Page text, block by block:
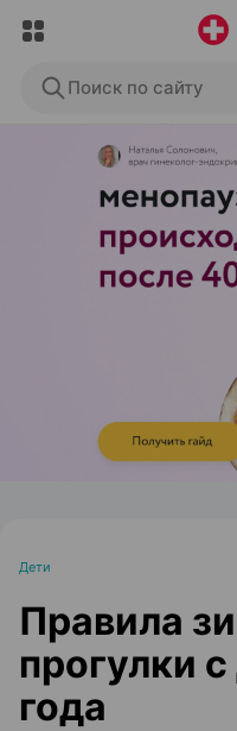
Поиск по сайту
Дети
Правила
прогулки
года